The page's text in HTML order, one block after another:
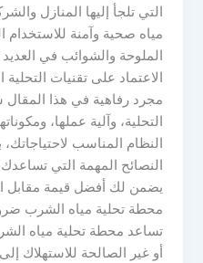
التي تلجأ إليها المنازل
مياه صحية وآمنة
الملوحة والشوائب في
الاعتماد على تقنيات
مجرد رفاهية في هذا
التحلية، وآلية عملها،
النظام المناسب
النصائح المهمة التي
يضمن لك أفضل قيمة مقابل
محطة تحلية مياه الشرب
تساعد محطة تحلية مياه
أو غير الصالحة للاستهلاك